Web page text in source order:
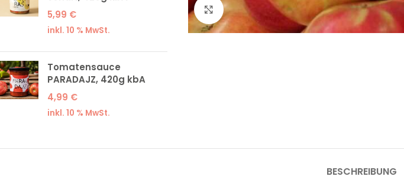
5,99 €
inkl. 10 % MwSt.
Tomatensauce
PARADAJZ, 420g kbA
4,99 €
inkl. 10 % MwSt.
Klick zum Vergrößern
BESCHREIBUNG